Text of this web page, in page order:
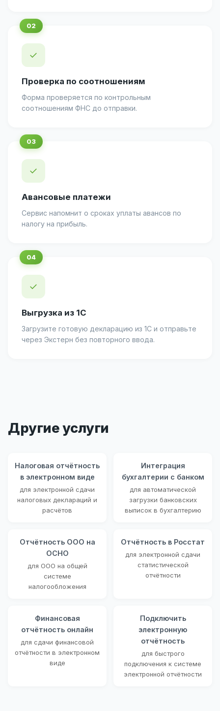
✓
Проверка по соотношениям
Форма проверяется по контрольным
соотношениям ФНС до отправки.
✓
Авансовые платежи
Сервис напомнит о сроках уплаты авансов по
налогу на прибыль.
✓
Выгрузка из 1С
Загрузите готовую декларацию из 1С и отправьте
через Экстерн без повторного ввода.
Другие услуги
Налоговая отчётность
в электронном виде
для электронной сдачи
налоговых деклараций и
расчётов
Интеграция
бухгалтерии с банком
для автоматической
загрузки банковских
выписок в бухгалтерию
Отчётность ООО на
ОСНО
для ООО на общей
системе
налогообложения
Отчётность в Росстат
для электронной сдачи
статистической
отчётности
Финансовая
отчётность онлайн
для сдачи финансовой
отчётности в электронном
виде
Подключить
электронную
отчётность
для быстрого
подключения к системе
электронной отчётности